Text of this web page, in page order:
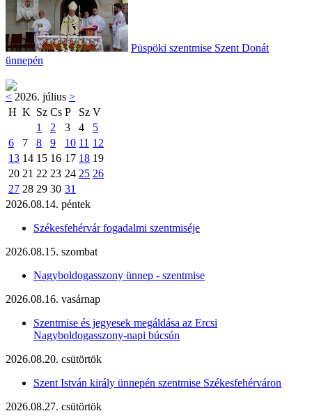
Püspöki szentmise Szent Donát
ünnepén
< 2026. július >
H K Sz Cs P Sz V
1
2 3 4
5
6
7 8 9 10 11 12
13 14 15 16 17 18 19
20 21 22 23 24 25 26
27 28 29 30 31
2026.08.14. péntek
Székesfehérvár fogadalmi szentmiséje
2026.08.15. szombat
Nagyboldogasszony ünnep - szentmise
2026.08.16. vasárnap
Szentmise és jegyesek megáldása az Ercsi
Nagyboldogasszony-napi búcsún
2026.08.20. csütörtök
Szent István király ünnepén szentmise Székesfehérváron
2026.08.27. csütörtök